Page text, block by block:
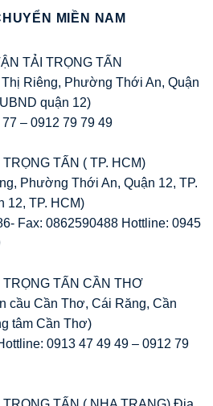
MIỀN NAM
TẢI TRỌNG TẤN
Riêng, Phường Thới An, Quận
quận 12)
– 0912 79 79 49
TẤN ( TP. HCM)
Phường Thới An, Quận 12, TP.
12, TP. HCM)
Fax: 0862590488 Hottline: 0945
TẤN CẦN THƠ
cầu Cần Thơ, Cái Răng, Cần
tâm Cần Thơ)
0913 47 49 49 – 0912 79